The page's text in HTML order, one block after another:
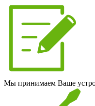
Мы принимаем Ваше